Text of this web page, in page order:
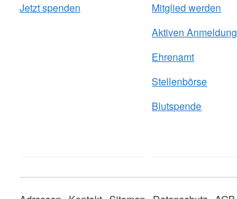
Jetzt spenden
Mitglied werden
Aktiven Anmeldung
Ehrenamt
Stellenbörse
Blutspende